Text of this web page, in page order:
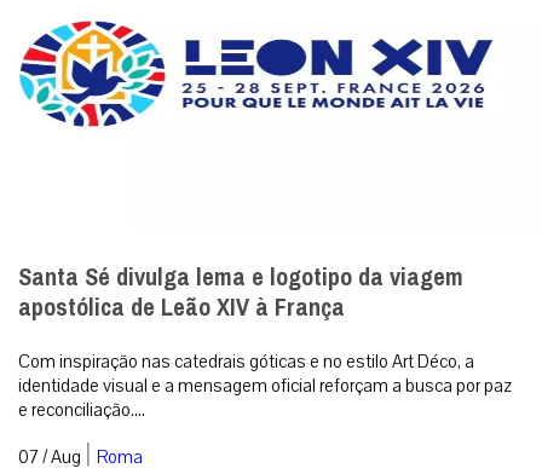
Santa Sé divulga lema e logotipo da viagem
apostólica de Leão XIV à França
Com inspiração nas catedrais góticas e no estilo Art Déco, a
identidade visual e a mensagem oficial reforçam a busca por paz
e reconciliação....
07 / Aug | Roma